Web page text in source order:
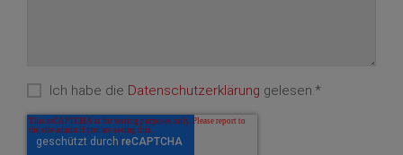
Ich habe die Datenschutzerklärung gelesen.*